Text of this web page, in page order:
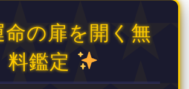
命の扉を開く無
料鑑定